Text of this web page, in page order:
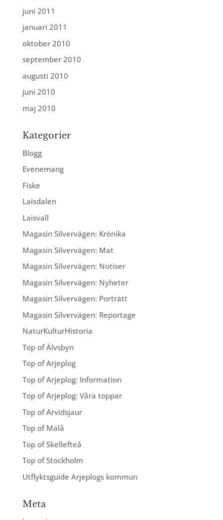
juni 2011
januari 2011
oktober 2010
september 2010
augusti 2010
juni 2010
maj 2010
Kategorier
Blogg
Evenemang
Fiske
Laisdalen
Laisvall
Magasin Silvervägen: Krönika
Magasin Silvervägen: Mat
Magasin Silvervägen: Notiser
Magasin Silvervägen: Nyheter
Magasin Silvervägen: Porträtt
Magasin Silvervägen: Reportage
NaturKulturHistoria
Top of Älvsbyn
Top of Arjeplog
Top of Arjeplog: Information
Top of Arjeplog: Våra toppar
Top of Arvidsjaur
Top of Malå
Top of Skellefteå
Top of Stockholm
Utflyktsguide Arjeplogs kommun
Meta